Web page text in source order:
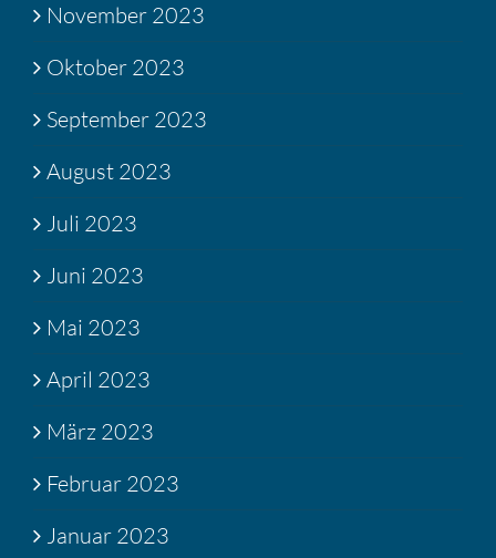
November 2023
Oktober 2023
September 2023
August 2023
Juli 2023
Juni 2023
Mai 2023
April 2023
März 2023
Februar 2023
Januar 2023